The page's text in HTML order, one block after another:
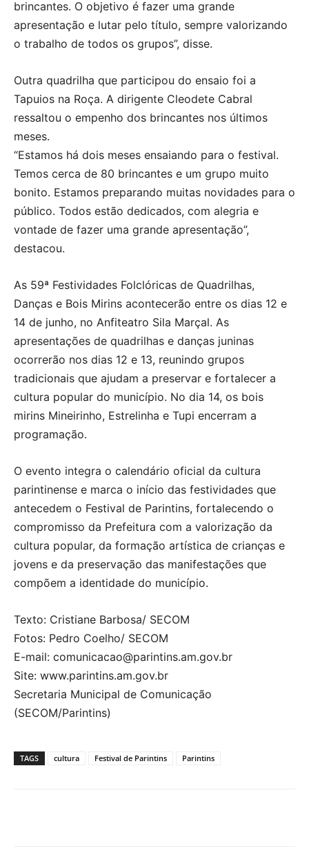
brincantes. O objetivo é fazer uma grande
apresentação e lutar pelo título, sempre valorizando
o trabalho de todos os grupos”, disse.
Outra quadrilha que participou do ensaio foi a
Tapuios na Roça. A dirigente Cleodete Cabral
ressaltou o empenho dos brincantes nos últimos
meses.
“Estamos há dois meses ensaiando para o festival.
Temos cerca de 80 brincantes e um grupo muito
bonito. Estamos preparando muitas novidades para o
público. Todos estão dedicados, com alegria e
vontade de fazer uma grande apresentação”,
destacou.
As 59ª Festividades Folclóricas de Quadrilhas,
Danças e Bois Mirins acontecerão entre os dias 12 e
14 de junho, no Anfiteatro Sila Marçal. As
apresentações de quadrilhas e danças juninas
ocorrerão nos dias 12 e 13, reunindo grupos
tradicionais que ajudam a preservar e fortalecer a
cultura popular do município. No dia 14, os bois
mirins Mineirinho, Estrelinha e Tupi encerram a
programação.
O evento integra o calendário oficial da cultura
parintinense e marca o início das festividades que
antecedem o Festival de Parintins, fortalecendo o
compromisso da Prefeitura com a valorização da
cultura popular, da formação artística de crianças e
jovens e da preservação das manifestações que
compõem a identidade do município.
Texto: Cristiane Barbosa/ SECOM
Fotos: Pedro Coelho/ SECOM
E-mail: comunicacao@parintins.am.gov.br
Site: www.parintins.am.gov.br
Secretaria Municipal de Comunicação
(SECOM/Parintins)
TAGS cultura Festival de Parintins Parintins